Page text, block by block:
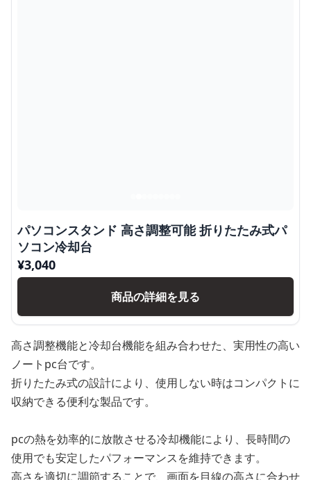
パソコンスタンド 高さ調整可能 折りたたみ式パ
ソコン冷却台
¥3,040
商品の詳細を見る
高さ調整機能と冷却台機能を組み合わせた、実用性の高い
ノートpc台です。
折りたたみ式の設計により、使用しない時はコンパクトに
収納できる便利な製品です。
pcの熱を効率的に放散させる冷却機能により、長時間の
使用でも安定したパフォーマンスを維持できます。
高さを適切に調節することで、画面を目線の高さに合わせ